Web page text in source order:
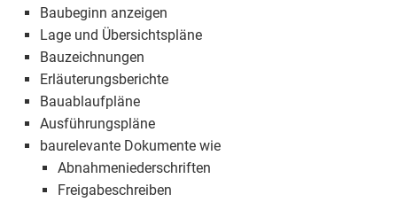
Baubeginn anzeigen
Lage und Übersichtspläne
Bauzeichnungen
Erläuterungsberichte
Bauablaufpläne
Ausführungspläne
baurelevante Dokumente wie
Abnahmeniederschriften
Freigabeschreiben